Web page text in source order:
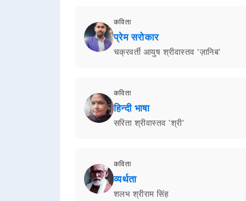
कविता
प्रेम सरोकार
चक्रवर्ती आयुष श्रीवास्तव 'ज़ानिब'
कविता
हिन्दी भाषा
सरिता श्रीवास्तव 'श्री'
कविता
व्यर्थता
शलभ श्रीराम सिंह